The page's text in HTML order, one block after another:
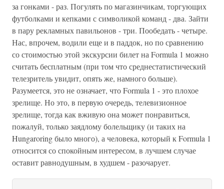
за гонками - раз. Погулять по магазинчикам, торгующих
футболками и кепками с символикой команд - два. Зайти
в пару рекламных павильонов - три. Пообедать - четыре.
Нас, впрочем, водили еще и в паддок, но по сравнению
со стоимостью этой экскурсии билет на Formula 1 можно
считать бесплатным (при том что среднестатистический
телезритель увидит, опять же, намного больше).
Разумеется, это не означает, что Formula 1 - это плохое
зрелище. Но это, в первую очередь, телевизионное
зрелище, тогда как вживую она может понравиться,
пожалуй, только заядлому болельщику (и таких на
Hungaroring было много), а человека, который к Formula 1
относится со спокойным интересом, в лучшем случае
оставит равнодушным, в худшем - разочарует.